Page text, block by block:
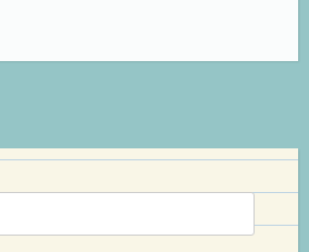
Gesundheit“